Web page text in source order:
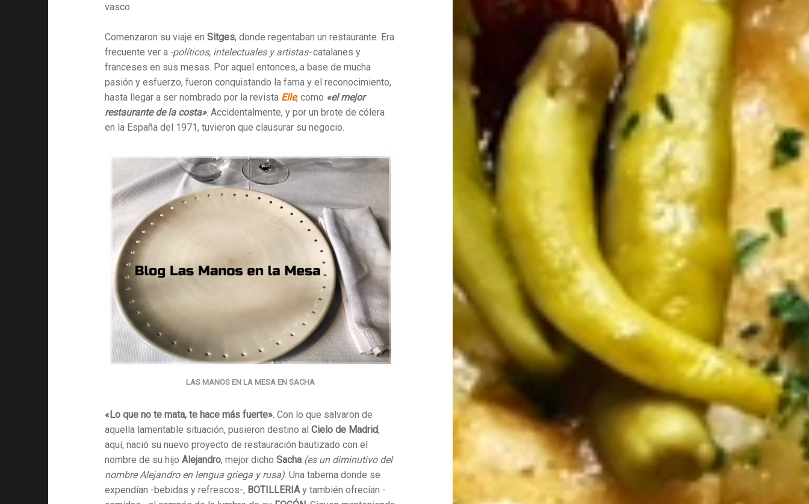
vasco.
Comenzaron su viaje enSitges, donde regentaban un restaurante. Era
frecuente ver a -políticos, intelectuales y artistas-catalanes y
franceses en sus mesas. Por aquel entonces, a base de mucha
pasión y esfuerzo, fueron conquistando la fama y el reconocimiento,
hasta llegar a ser nombrado por la revista Elle, como «el mejor
restaurante de la costa». Accidentalmente, y por un brote de cólera
en la España del 1971, tuvieron que clausurar su negocio.
LAS MANOS EN LA MESA EN SACHA
«Lo que no te mata, te hace más fuerte».Con lo que salvaron de
aquella lamentable situación, pusieron destino alCielo de Madrid,
aquí, nació su nuevo proyecto de restauración bautizado con el
nombre de su hijoAlejandro, mejor dichoSacha (es un diminutivo del
nombre Alejandro en lengua griega y rusa). Una taberna donde se
expendían -bebidas y refrescos-, BOTILLERIAy también ofrecían -